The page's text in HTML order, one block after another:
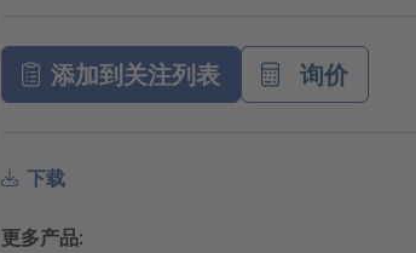
添加到关注列表 询价
下载
更多产品: